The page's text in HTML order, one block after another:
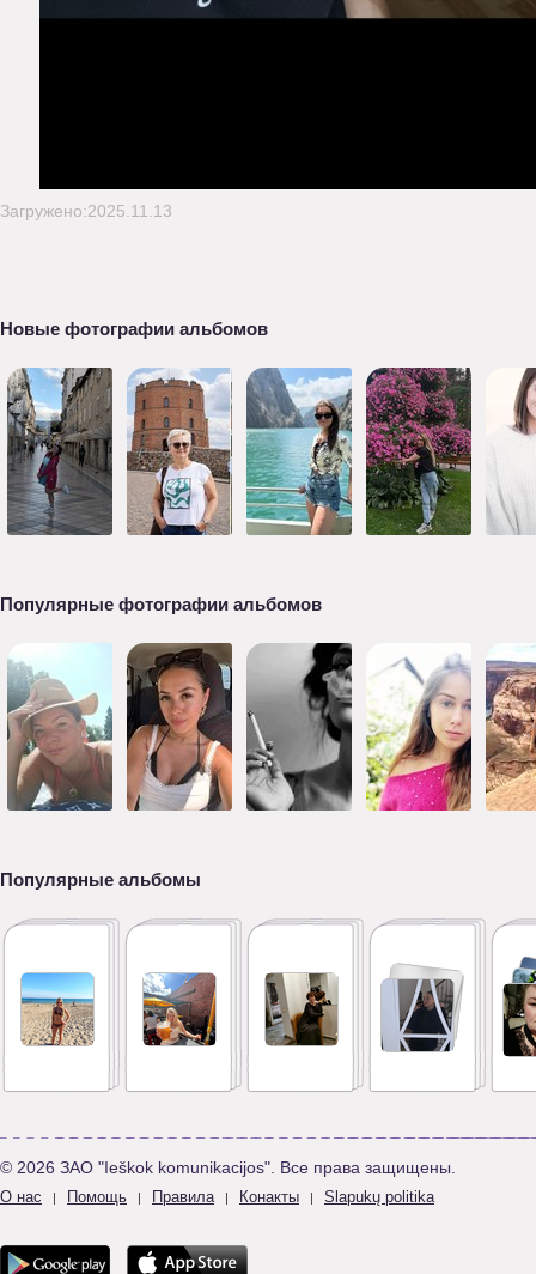
Загружено:2025.11.13
Новые фотографии альбомов
Популярные фотографии альбомов
Популярные альбомы
© 2026 ЗАО "Ieškok komunikacijos". Все права защищены.
О нас | Помощь | Правила | Конакты | Slapukų politika